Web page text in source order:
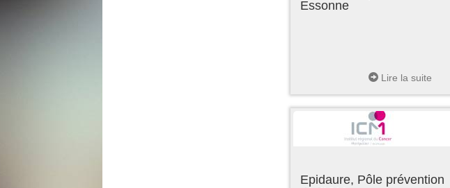
Essonne
Lire la suite
Epidaure, Pôle prévention